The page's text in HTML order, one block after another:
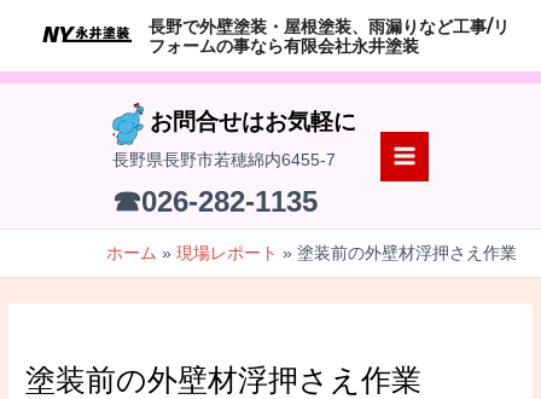
テ
長野で外壁塗装・屋根塗装、雨漏りなど工事/リ
フォームの事なら有限会社永井塗装
お問合せはお気軽に
長野県長野市若穂綿内6455-7
☎026-282-1135
MAIN
ホーム 現場レポート 塗装前の外壁材浮押さえ作業
塗装前の外壁材浮押さえ作業